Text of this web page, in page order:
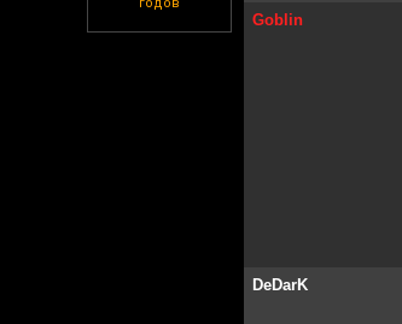
Goblin
DeDarK